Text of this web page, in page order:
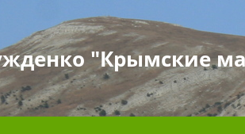
"Крымские